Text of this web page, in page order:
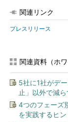
関連リンク
プレスリリース
関連資料（ホワ
5社に1社がデ
止」以外で減
4つのフェーズ
を実践するヒン